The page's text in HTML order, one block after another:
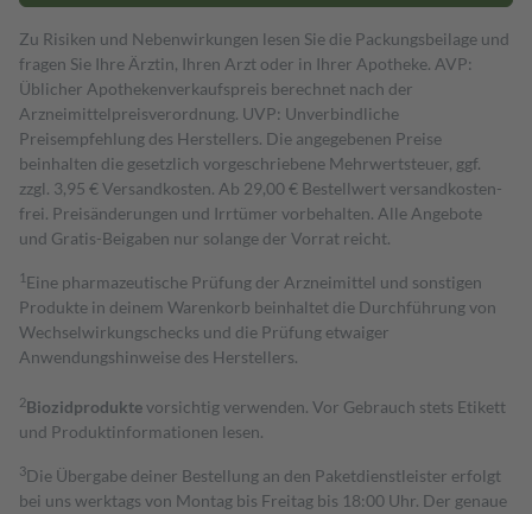
Zu Risiken und Nebenwirkungen lesen Sie die Packungsbeilage und
fragen Sie Ihre Ärztin, Ihren Arzt oder in Ihrer Apotheke. AVP:
Üblicher Apothekenverkaufspreis berechnet nach der
Arzneimittelpreisverordnung. UVP: Unverbindliche
Preisempfehlung des Herstellers. Die angegebenen Preise
beinhalten die gesetzlich vorgeschriebene Mehrwertsteuer, ggf.
zzgl. 3,95 € Versandkosten. Ab 29,00 € Bestell­wert versand­kosten­
frei. Preisänderungen und Irrtümer vorbehalten. Alle Angebote
und Gratis-Beigaben nur solange der Vorrat reicht.
1 Eine pharmazeutische Prüfung der Arzneimittel und sonstigen
Produkte in deinem Warenkorb beinhaltet die Durchführung von
Wechselwirkungschecks und die Prüfung etwaiger
Anwendungshinweise des Herstellers.
2Biozidproduktevorsichtig verwenden. Vor Gebrauch stets Etikett
und Produktinformationen lesen.
3Die Übergabe deiner Bestellung an den Paketdienstleister erfolgt
bei uns werktags von Montag bis Freitag bis 18:00 Uhr. Der genaue